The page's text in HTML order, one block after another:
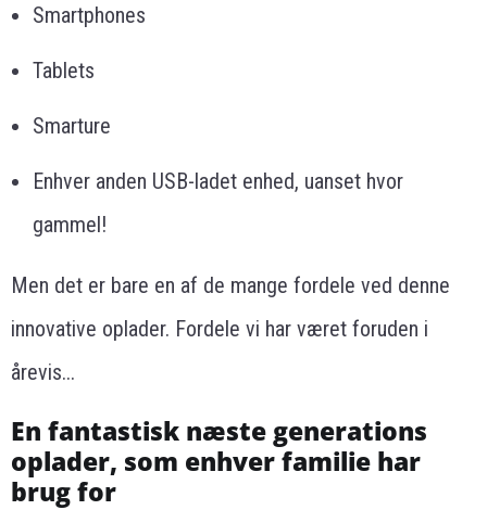
Smartphones
Tablets
Smarture
Enhver anden USB-ladet enhed, uanset hvor
gammel!
Men det er bare en af de mange fordele ved denne
innovative oplader. Fordele vi har været foruden i
årevis...
En fantastisk næste generations
oplader, som enhver familie har
brug for